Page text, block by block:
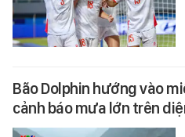
Bão Dolphin hướng vào
cảnh báo mưa lớn trên